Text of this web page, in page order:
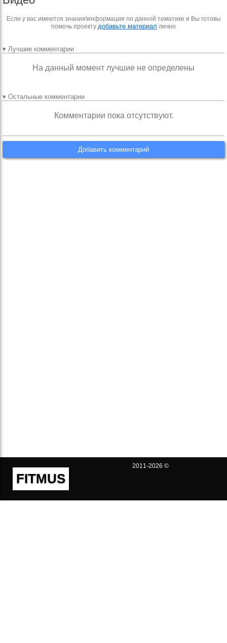
Если у вас имеются знания\информация по данной тематике и Вы готовы
помочь проекту добавьте материал лично
▾ Лучшие комментарии
На данный момент лучшие не определены
▾ Остальные комментарии
Комментарии пока отсутствуют.
Добавить комментарий
FITMUS
2011-2026 ©